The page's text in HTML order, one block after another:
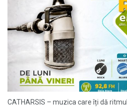
CATHARSIS – muzica care îți dă